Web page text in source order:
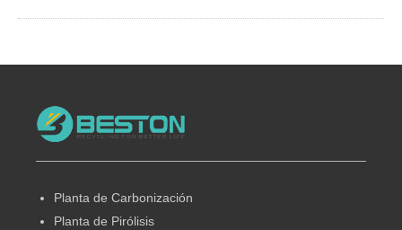
Planta de Carbonización
Planta de Pirólisis